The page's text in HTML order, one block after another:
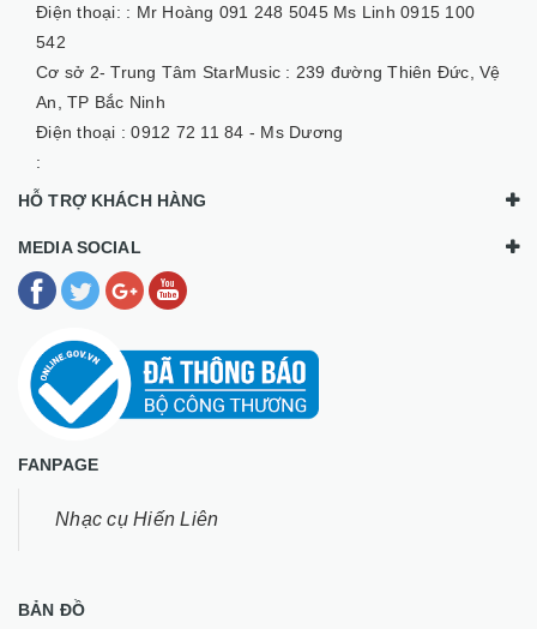
Điện thoại: : Mr Hoàng 091 248 5045 Ms Linh 0915 100
542
Cơ sở 2- Trung Tâm StarMusic : 239 đường Thiên Đức, Vệ
An, TP Bắc Ninh
Điện thoại :0912 72 11 84 - Ms Dương
:
HỖ TRỢ KHÁCH HÀNG
MEDIA SOCIAL
FANPAGE
Nhạc cụ Hiến Liên
BẢN ĐỒ